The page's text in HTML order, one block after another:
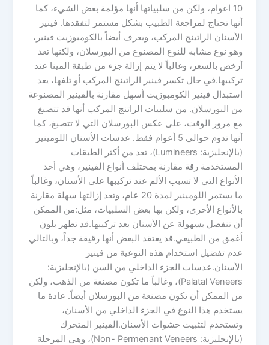
10 اعوام، ولكن من سلبياتها أنها مؤلمة بعض الشيء، كما
أنها تحتاج لمراجعة الطبيب بشكل مستمر لتفقدها. فينير
الأسنان الراتينج المركب، ويعرف أيضاً بالكومبوزيت فينير،
وهو نوع مشابه للنوع المصنوع من البورسلان، ولكنها تعد
أرخص بالسعر، وغالباً لا يتم إزالة جزء من طبقة المينا عند
تركيبها.في حال تكسر فينير الراتينج المركب أو تلفها، يعد
استبدال فينير الكومبوزيت أسهل مقارنة بالفينير المصنوعة
من البورسلان. من سلبيات الراتنج المركب أنها قد تتصبغ
مع مرور الوقت، على عكس البورسلان التي لا تتصبغ، كما
أنها تدوم حوالي 5 أعوام فقط. عدسات الأسنان اللومينير
(بالإنجليزية: Lumineers)، تعد من أكثر الطبقات
المستخدمة رقة مقارنة بمختلف أنواع الفينير، وهي أحد
الأنواع التي لا تسبب الألم عند تركيبها على الأسنان، وغالباً
ما يستمر اللومينير لمدة 20 عام، وتعد إزالتها سهلة مقارنة
بالأنواع الأخرى، ولكن بها بعض السلبيات، مثل:من الممكن
أن تنفصل بسهولة عن الأسنان بعد تركيبها.قد تظهر بلون
أغمق من الطبيعي.قد يعتقد البعض أنها رقيقة جداً، وبالتالي
عدم تفضيل استخدام هذه النوعية من فينير
الأسنان.عدسات الجزء الداخلي من السن (بالإنجليزية:
Palatal Veneers)، وغالباً ما تكون مصنعة من الذهب، ولكن
من الممكن أن تكون مصنعة من البورسلان أيضاً. عادة ما
يستخدم هذا النوع في الجزء الداخلي من الأسنان،
وتستخدم لتثبيت حشوات الأسنان.الفينير المتحرك
(بالإنجليزية: Non- Permenant Veneers)، وهي المرحلة